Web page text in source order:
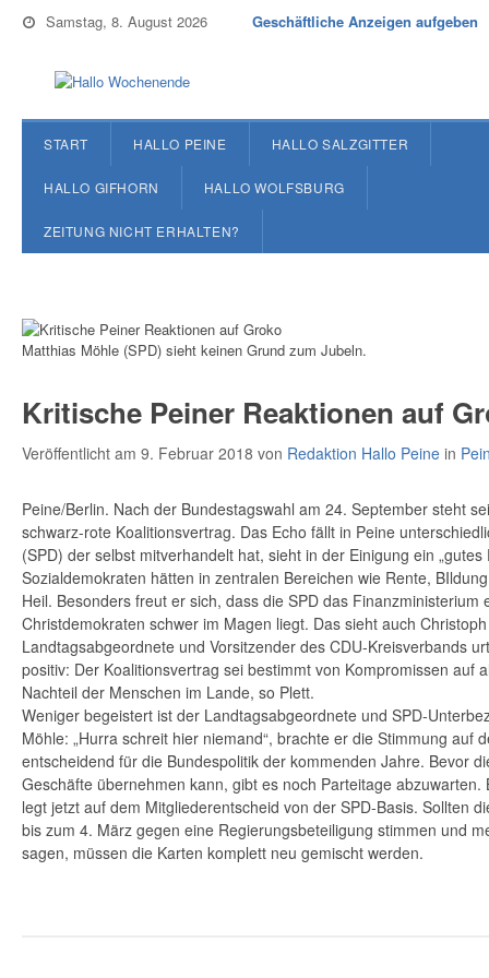
Samstag, 8. August 2026 Geschäftliche Anzeigen aufgeben
START HALLO PEINE HALLO SALZGITTER
HALLO GIFHORN HALLO WOLFSBURG
ZEITUNG NICHT ERHALTEN?
Matthias Möhle (SPD) sieht keinen Grund zum Jubeln.
Kritische Peiner Reaktionen auf
Veröffentlicht am 9. Februar 2018 von Redaktion Hallo Peine in
Peine/Berlin. Nach der Bundestagswahl am 24. September steht
schwarz-rote Koalitionsvertrag. Das Echo fällt in Peine
(SPD) der selbst mitverhandelt hat, sieht in der Einigung ein „gutes
Sozialdemokraten hätten in zentralen Bereichen wie Rente,
Heil. Besonders freut er sich, dass die SPD das Finanzministerium
Christdemokraten schwer im Magen liegt. Das sieht auch
Landtagsabgeordnete und Vorsitzender des CDU-Kreisverbands
positiv: Der Koalitionsvertrag sei bestimmt von Kompromissen auf
Nachteil der Menschen im Lande, so Plett.
Weniger begeistert ist der Landtagsabgeordnete und SPD-
Möhle: „Hurra schreit hier niemand“, brachte er die Stimmung auf
entscheidend für die Bundespolitik der kommenden Jahre. Bevor
Geschäfte übernehmen kann, gibt es noch Parteitage abzuwarten.
legt jetzt auf dem Mitgliederentscheid von der SPD-Basis. Sollten
bis zum 4. März gegen eine Regierungsbeteiligung stimmen und
sagen, müssen die Karten komplett neu gemischt werden.